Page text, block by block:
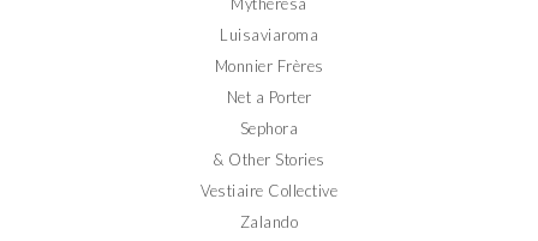
Luisaviaroma
Monnier Frères
Net a Porter
Sephora
& Other Stories
Vestiaire Collective
Zalando